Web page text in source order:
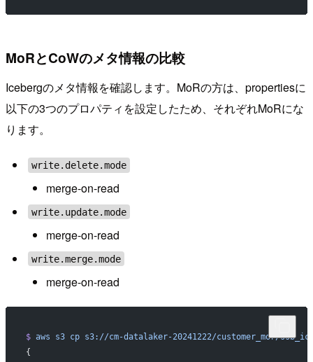
MoRとCoWのメタ情報の比較
Icebergのメタ情報を確認します。MoRの方は、propertiesに
以下の3つのプロパティを設定したため、それぞれMoRにな
ります。
write.delete.mode
merge-on-read
write.update.mode
merge-on-read
write.merge.mode
merge-on-read
$ aws s3 cp s3://cm-datalaker-20241222/customer_mor/
{